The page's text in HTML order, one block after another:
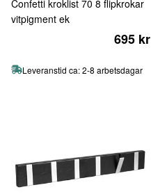
Confetti kroklist 70 8 flipkrokar
vitpigment ek
695 kr
Leveranstid ca: 2-8 arbetsdagar